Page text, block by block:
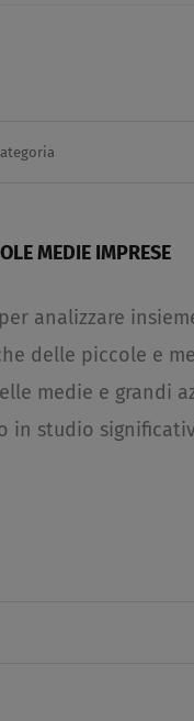
MEDIE IMPRESE
analizzare
delle piccole e
medie e grandi
in studio